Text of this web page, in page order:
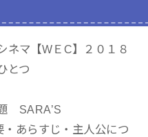
ネマ【WＥC】２０１８
とつ
SARA’S
あらすじ・主人公につ